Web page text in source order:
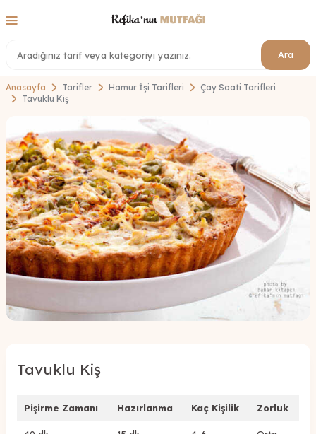
Ara
Anasayfa Tarifler Hamur İşi Tarifleri
Çay Saati Tarifleri
Tavuklu Kiş
Tavuklu Kiş
Pişirme Zamanı Hazırlanma Kaç Kişilik Zorluk